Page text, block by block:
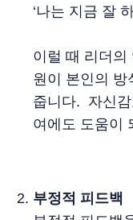
‘나는 지금 잘
이럴 때 리더의
원이 본인의 방
줍니다. 자신
여에도 도움이
부정적 피드백